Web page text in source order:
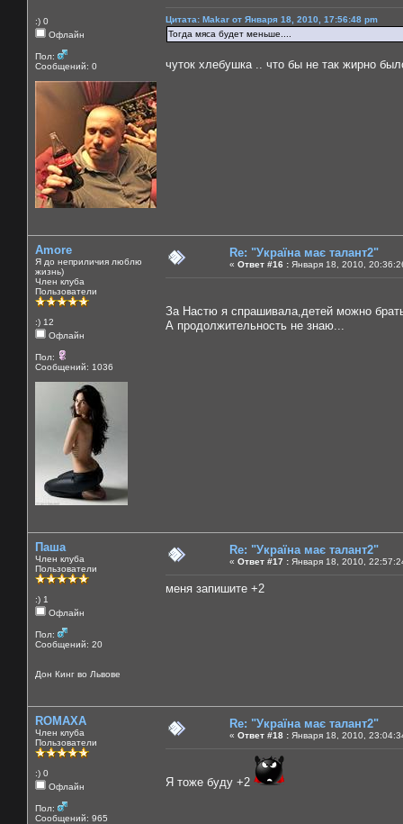
:) 0
Офлайн
Пол:
Сообщений: 0
Цитата: Makar от Января 18, 2010, 17:56:48 pm
Тогда мяса будет меньше....
чуток хлебушка .. что бы не так жирно
Amore
Я до неприличия люблю
жизнь)
Член клуба
Пользователи
:) 12
Офлайн
Пол:
Сообщений: 1036
Re: "Україна має талант2"
« Ответ #16 : Января 18, 2010,
За Настю я спрашивала,детей можно
А продолжительность не знаю...
Паша
Член клуба
Пользователи
:) 1
Офлайн
Пол:
Сообщений: 20
Дон Кинг во Львове
Re: "Україна має талант2"
« Ответ #17 : Января 18, 2010,
меня запишите +2
ROMAXA
Член клуба
Пользователи
:) 0
Офлайн
Пол:
Сообщений: 965
Re: "Україна має талант2"
« Ответ #18 : Января 18, 2010,
Я тоже буду +2